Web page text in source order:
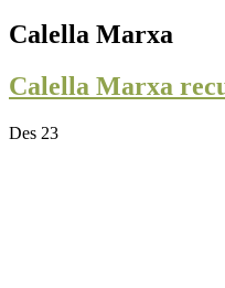
Calella Marxa
Calella Marxa
Des 23